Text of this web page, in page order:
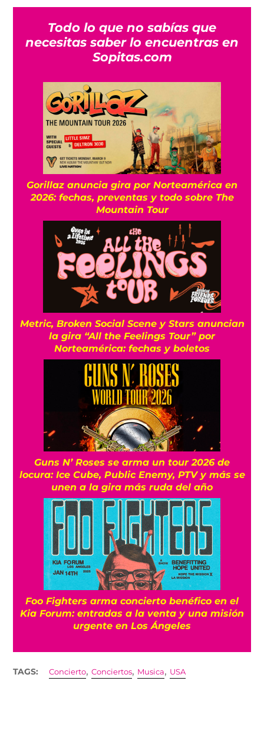
Todo lo que no sabías que
necesitas saber lo encuentras en
Sopitas.com
Gorillaz anuncia gira por Norteamérica en
2026: fechas, preventas y todo sobre The
Mountain Tour
Metric, Broken Social Scene y Stars anuncian
la gira “All the Feelings Tour” por
Norteamérica: fechas y boletos
Guns N’ Roses se arma un tour 2026 de
locura: Ice Cube, Public Enemy, PTV y más se
unen a la gira más ruda del año
Foo Fighters arma concierto benéfico en el
Kia Forum: entradas a la venta y una misión
urgente en Los Ángeles
TAGS: Concierto,Conciertos, Musica, USA